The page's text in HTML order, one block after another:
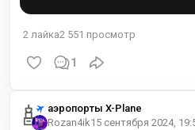
2 лайка2 551 просмотр
1
аэропорты X-Plane
Rozan4ik15 сентября 2024,